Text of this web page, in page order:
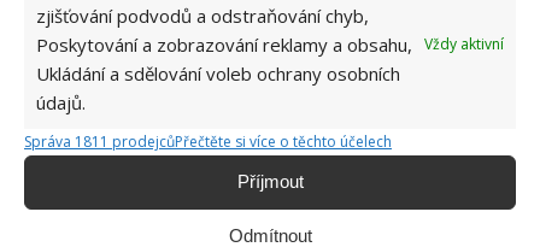
zjišťování podvodů a odstraňování chyb,
Poskytování a zobrazování reklamy a obsahu,
Ukládání a sdělování voleb ochrany osobních
údajů.
Vždy aktivní
Správa 1811 prodejcůPřečtěte si více o těchto účelech
Příjmout
Odmítnout
Jiří Kolář
Absolvent České zemědělské
velkým kutilem. V podstatě vše, co je